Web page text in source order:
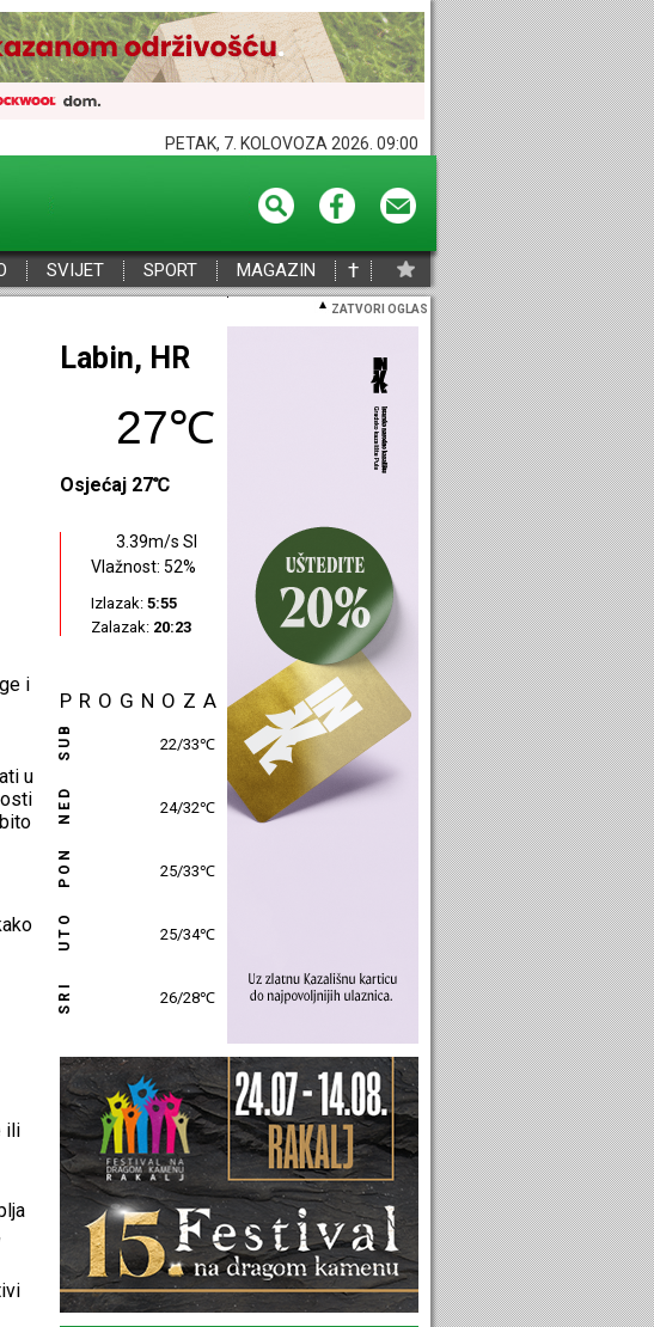
PETAK, 7. KOLOVOZA 2026. 09:00
SVIJET SPORT MAGAZIN †
ZATVORI OGLAS
i
u
ili
Poreč, HR
32℃
Osjećaj 33℃
1.07m/s SI
Vlažnost: 39%
Izlazak: 5:57
Zalazak: 20:25
PROGNOZA
SUB 25/31℃
NED 26/31℃
PON 26/31℃
UTO 26/32℃
SRI 27/29℃